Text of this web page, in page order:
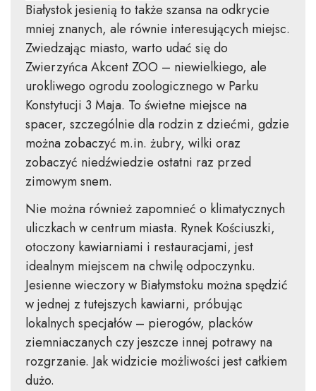
Białystok jesienią to także szansa na odkrycie
mniej znanych, ale równie interesujących miejsc.
Zwiedzając miasto, warto udać się do
Zwierzyńca Akcent ZOO – niewielkiego, ale
urokliwego ogrodu zoologicznego w Parku
Konstytucji 3 Maja. To świetne miejsce na
spacer, szczególnie dla rodzin z dziećmi, gdzie
można zobaczyć m.in. żubry, wilki oraz
zobaczyć niedźwiedzie ostatni raz przed
zimowym snem.
Nie można również zapomnieć o klimatycznych
uliczkach w centrum miasta. Rynek Kościuszki,
otoczony kawiarniami i restauracjami, jest
idealnym miejscem na chwilę odpoczynku.
Jesienne wieczory w Białymstoku można spędzić
w jednej z tutejszych kawiarni, próbując
lokalnych specjałów – pierogów, placków
ziemniaczanych czy jeszcze innej potrawy na
rozgrzanie. Jak widzicie możliwości jest całkiem
dużo.